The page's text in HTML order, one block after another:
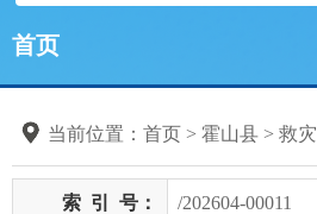
首页
当前位置： 首页 > 霍山县 > 救灾
索 引 号： /202604-00011